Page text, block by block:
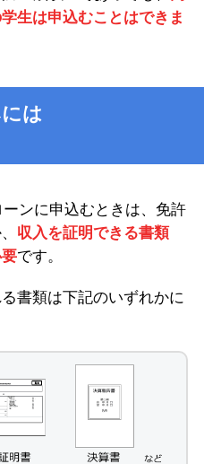
生は申込むことはできま
は
ンに申込むときは、免許
収入を証明できる書類
です。
書類は下記のいずれかに